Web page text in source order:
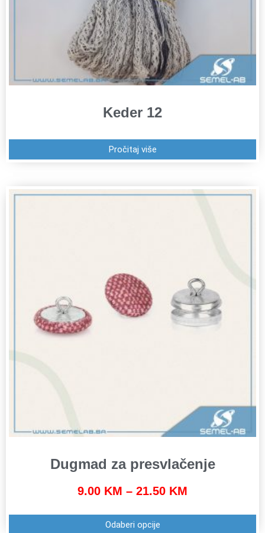
Keder 12
Pročitaj više
Dugmad za presvlačenje
9.00 KM – 21.50 KM
Odaberi opcije